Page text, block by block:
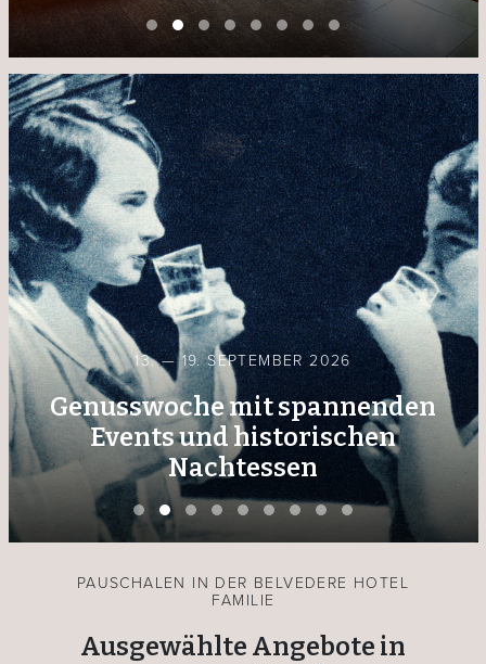
13. — 19. SEPTEMBER 2026
Genusswoche mit spannenden
Events und historischen
Nachtessen
PAUSCHALEN IN DER BELVEDERE HOTEL
FAMILIE
Ausgewählte Angebote in